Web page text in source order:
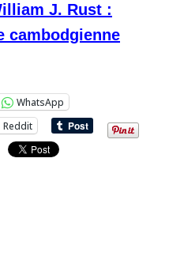
J. Rust :
cambodgienne
WhatsApp
Reddit